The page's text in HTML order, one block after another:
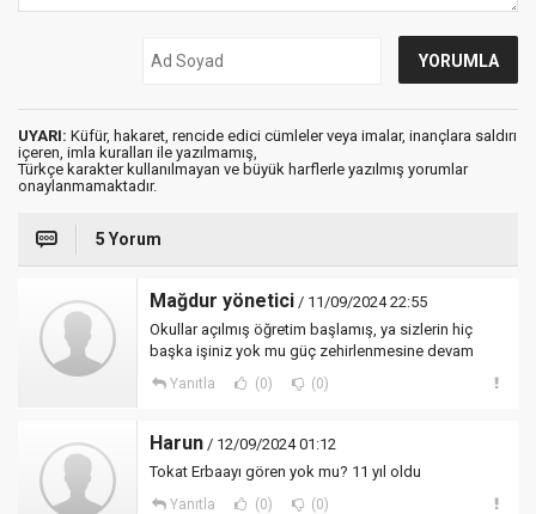
UYARI: Küfür, hakaret, rencide edici cümleler veya imalar, inançlara saldırı
içeren, imla kuralları ile yazılmamış,
Türkçe karakter kullanılmayan ve büyük harflerle yazılmış yorumlar
onaylanmamaktadır.
5 Yorum
Mağdur yönetici / 11/09/2024 22:55
Okullar açılmış öğretim başlamış, ya sizlerin hiç
başka işiniz yok mu güç zehirlenmesine devam
Yanıtla (0) (0)
Harun / 12/09/2024 01:12
Tokat Erbaayı gören yok mu? 11 yıl oldu
Yanıtla (0) (0)